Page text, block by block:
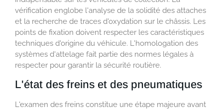
vérification englobe l'analyse de la solidité des attaches
et la recherche de traces d'oxydation sur le châssis. Les
points de fixation doivent respecter les caractéristiques
techniques d'origine du véhicule. L'homologation des
systèmes d'attelage fait partie des normes légales à
respecter pour garantir la sécurité routière.
L'état des freins et des pneumatiques
L'examen des freins constitue une étape majeure avant